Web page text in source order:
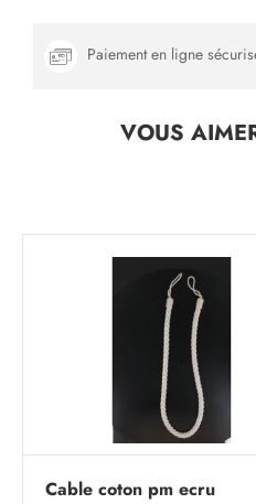
Paiement en ligne
VOUS
Cable coton pm ecru